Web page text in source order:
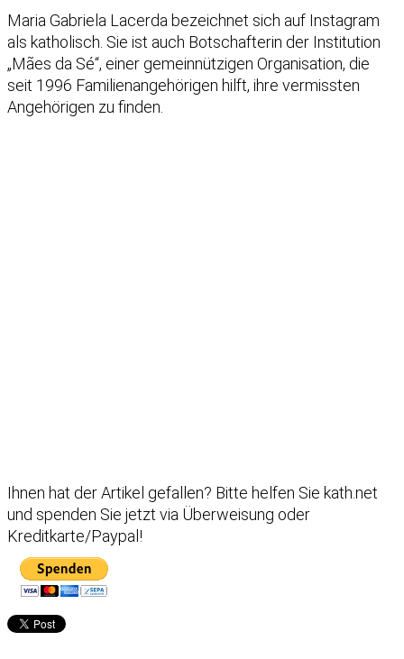
Maria Gabriela Lacerda bezeichnet sich auf Instagram
als katholisch. Sie ist auch Botschafterin der Institution
„Mães da Sé“, einer gemeinnützigen Organisation, die
seit 1996 Familienangehörigen hilft, ihre vermissten
Angehörigen zu finden.
Ihnen hat der Artikel gefallen? Bitte helfen Sie kath.net
und spenden Sie jetzt via Überweisung oder
Kreditkarte/Paypal!